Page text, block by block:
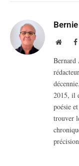
Bernie
Bernard
2015, il
poésie
trouver